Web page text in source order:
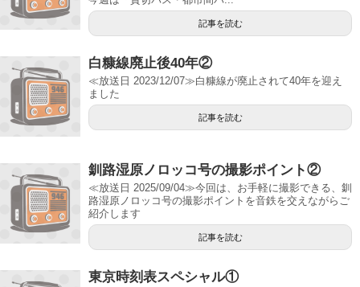
記事を読む
白糠線廃止後40年②
≪放送日 2023/12/07≫白糠線が廃止されて40年を迎え
ました
記事を読む
釧路湿原ノロッコ号の撮影ポイント②
≪放送日 2025/09/04≫今回は、お手軽に撮影できる、釧
路湿原ノロッコ号の撮影ポイントを音鉄を交えながらご
紹介します
記事を読む
東京時刻表スペシャル①